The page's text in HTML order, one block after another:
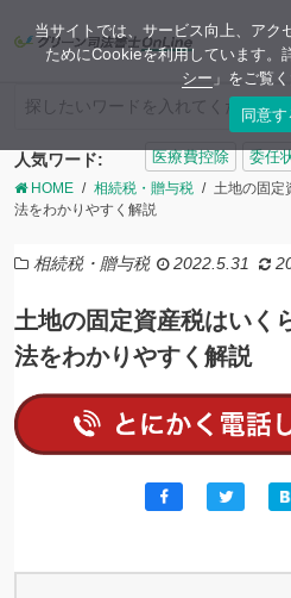
人気ワード: 医療費控除 委任
HOME 相続税・贈与税
土地の固定
法をわかりやすく解説
相続税・贈与税 2022.5.31
土地の固定資産税はいく
法をわかりやすく解説
当サイトでは、サービス向上、アク
ためにCookieを利用しています。
シー 」をご覧く
同意す